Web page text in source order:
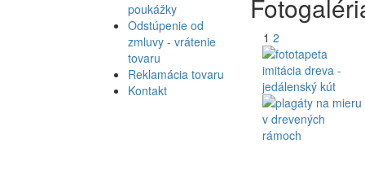
poukážky
Odstúpenie od
zmluvy - vrátenie
tovaru
Reklamácia tovaru
Kontakt
1 2